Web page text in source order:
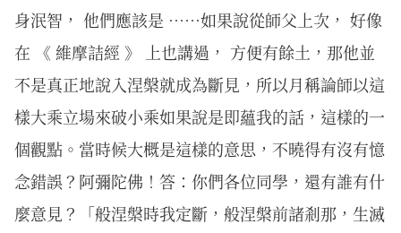
身泯智， 他們應該是 ⋯⋯如果說從師父上次， 好像
在 《 維摩詰經 》 上也講過， 方便有餘土，那他並
不是真正地說入涅槃就成為斷見，所以月稱論師以這
樣大乘立場來破小乘如果說是即蘊我的話，這樣的一
個觀點。當時候大概是這樣的意思，不曉得有沒有憶
念錯誤？阿彌陀佛！答：你們各位同學，還有誰有什
麼意見？「般涅槃時我定斷，般涅槃前諸剎那，生滅